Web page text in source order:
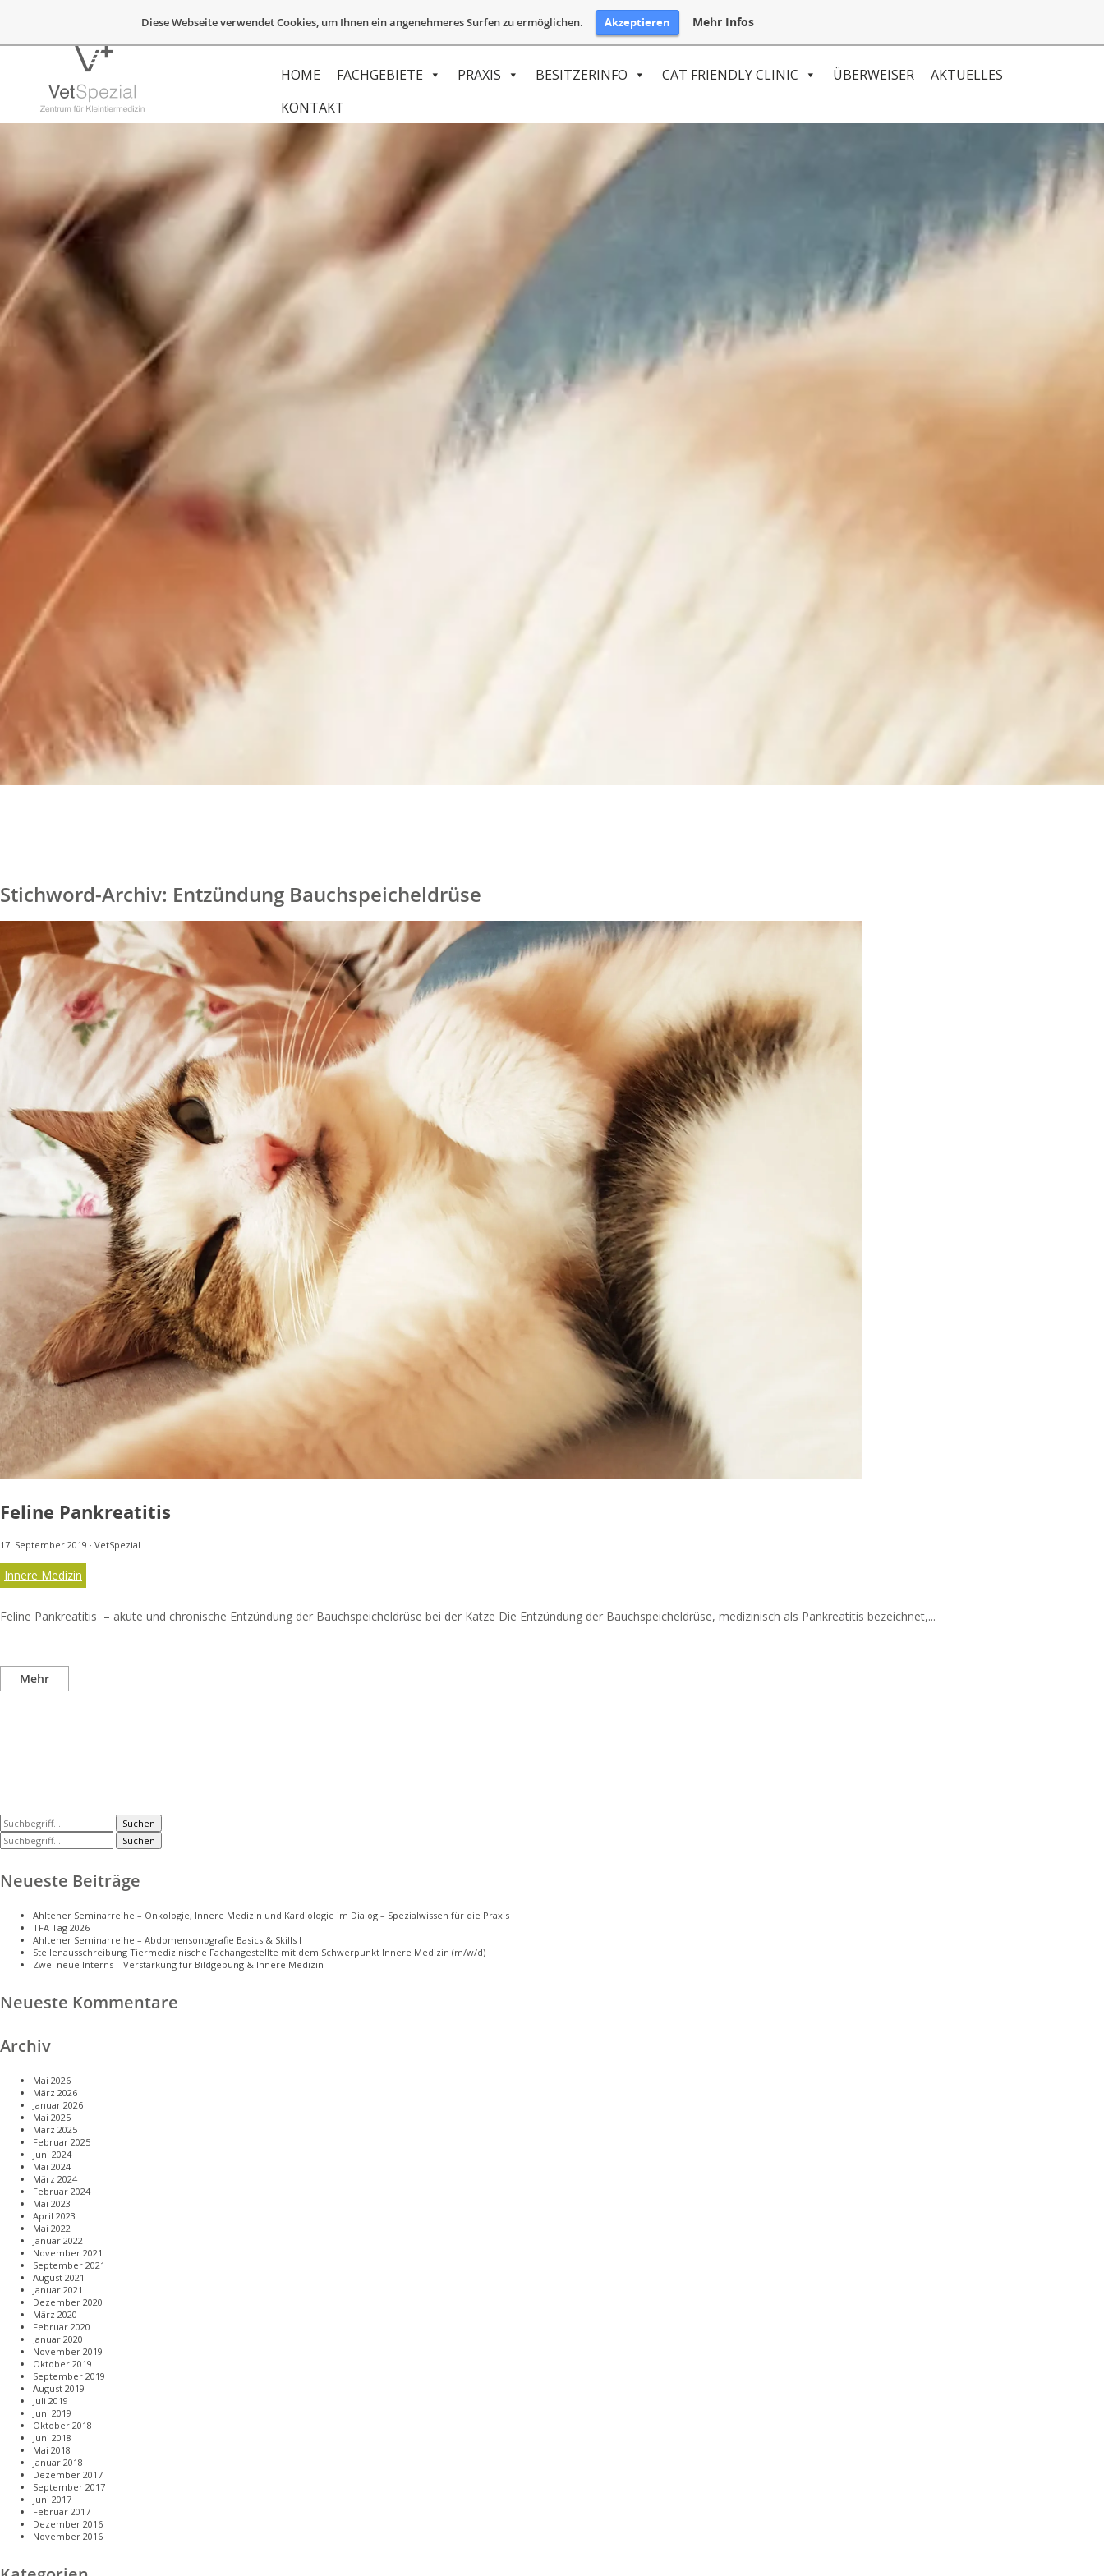
Diese Webseite verwendet Cookies, um Ihnen ein angenehmeres Surfen zu ermöglichen. Akzeptieren Mehr Infos
HOME FACHGEBIETE PRAXIS BESITZERINFO CAT FRIENDLY CLINIC ÜBERWEISER
AKTUELLES
KONTAKT
Stichword-Archiv: Entzündung Bauchspeicheldrüse
Feline Pankreatitis
17. September 2019 · VetSpezial
Innere Medizin
Feline Pankreatitis – akute und chronische Entzündung der Bauchspeicheldrüse bei der Katze Die Entzündung der Bauchspeicheldrüse, medizinisch als Pankreatitis bezeichnet,...
Mehr
Suchen
Suchen
Neueste Beiträge
Ahltener Seminarreihe – Onkologie, Innere Medizin und Kardiologie im Dialog – Spezialwissen für die Praxis
TFA Tag 2026
Ahltener Seminarreihe – Abdomensonografie Basics & Skills I
Stellenausschreibung Tiermedizinische Fachangestellte mit dem Schwerpunkt Innere Medizin (m/w/d)
Zwei neue Interns – Verstärkung für Bildgebung & Innere Medizin
Neueste Kommentare
Archiv
Mai 2026
März 2026
Januar 2026
Mai 2025
März 2025
Februar 2025
Juni 2024
Mai 2024
März 2024
Februar 2024
Mai 2023
April 2023
Mai 2022
Januar 2022
November 2021
September 2021
August 2021
Januar 2021
Dezember 2020
März 2020
Februar 2020
Januar 2020
November 2019
Oktober 2019
September 2019
August 2019
Juli 2019
Juni 2019
Oktober 2018
Juni 2018
Mai 2018
Januar 2018
Dezember 2017
September 2017
Juni 2017
Februar 2017
Dezember 2016
November 2016